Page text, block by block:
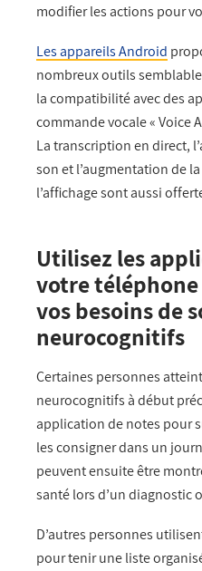
modifier les actions pour
Les appareils Android
nombreux outils
la compatibilité avec des
commande vocale « Voice
La transcription en direct,
son et l’augmentation de
l’affichage sont aussi
Utilisez les
votre
vos besoins de
neurocognitifs
Certaines personnes
neurocognitifs à début
application de notes pour
les consigner dans un
peuvent ensuite être
santé lors d’un diagnostic
D’autres personnes
pour tenir une liste